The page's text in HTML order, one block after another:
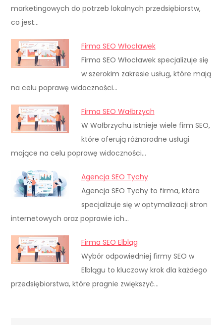
marketingowych do potrzeb lokalnych przedsiębiorstw,
co jest…
Firma SEO Włocławek
Firma SEO Włocławek specjalizuje się
w szerokim zakresie usług, które mają
na celu poprawę widoczności…
Firma SEO Wałbrzych
W Wałbrzychu istnieje wiele firm SEO,
które oferują różnorodne usługi
mające na celu poprawę widoczności…
Agencja SEO Tychy
Agencja SEO Tychy to firma, która
specjalizuje się w optymalizacji stron
internetowych oraz poprawie ich…
Firma SEO Elbląg
Wybór odpowiedniej firmy SEO w
Elblągu to kluczowy krok dla każdego
przedsiębiorstwa, które pragnie zwiększyć…